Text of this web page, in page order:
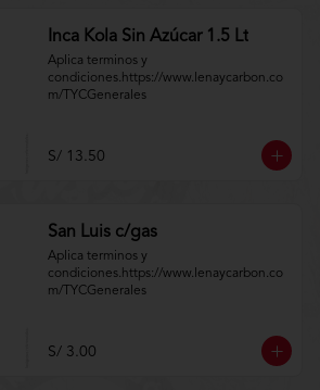
Inca Kola Sin Azúcar 1.5 Lt
Aplica terminos y
condiciones.https://www.lenaycarbon.co
m/TYCGenerales
S/ 13.50
San Luis c/gas
Aplica terminos y
condiciones.https://www.lenaycarbon.co
m/TYCGenerales
S/ 3.00